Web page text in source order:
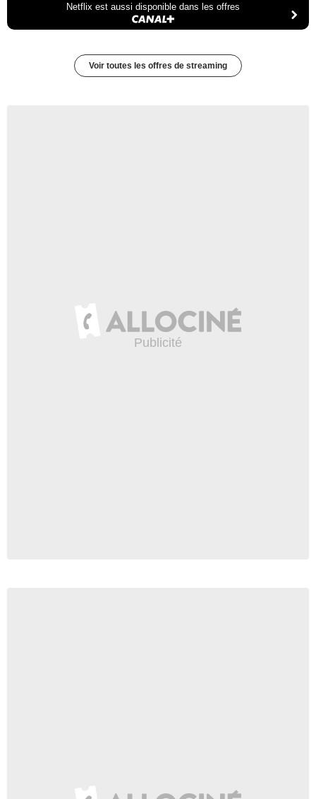
Netflix est aussi disponible dans les offres
Voir toutes les offres de streaming